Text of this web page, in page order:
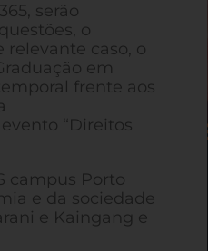
serão
o
caso, o
em
frente aos
“Direitos
campus Porto
e da sociedade
e Kaingang e